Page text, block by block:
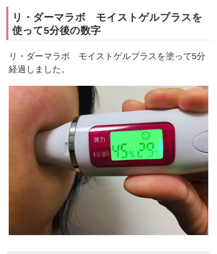
リ・ダーマラボ モイストゲルプラスを
使って5分後の数字
リ・ダーマラボ モイストゲルプラスを塗って5分
経過しました。